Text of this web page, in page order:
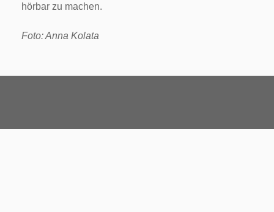
hörbar zu machen.
Foto: Anna Kolata